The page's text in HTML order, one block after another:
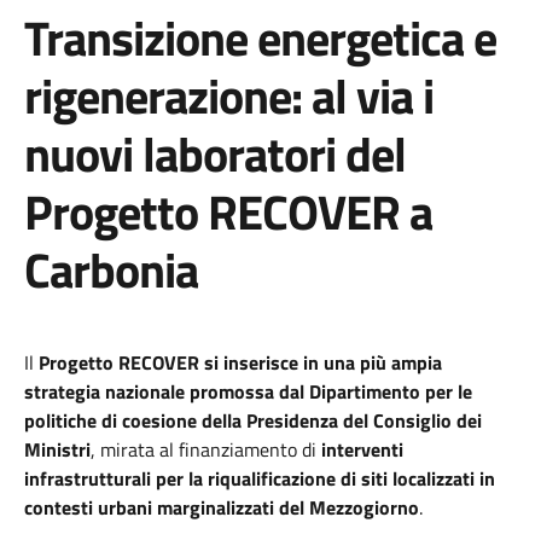
Transizione energetica e
rigenerazione: al via i
nuovi laboratori del
Progetto RECOVER a
Carbonia
Il Progetto RECOVERsi inserisce in una più ampia
strategia nazionale promossa dal Dipartimento per le
politiche di coesione della Presidenza del Consiglio dei
Ministri, mirata al finanziamento di interventi
infrastrutturali per la riqualificazione di siti localizzati in
contesti urbani marginalizzati del Mezzogiorno.